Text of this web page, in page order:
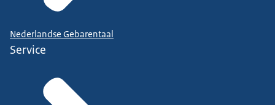
Nederlandse Gebarentaal
Service